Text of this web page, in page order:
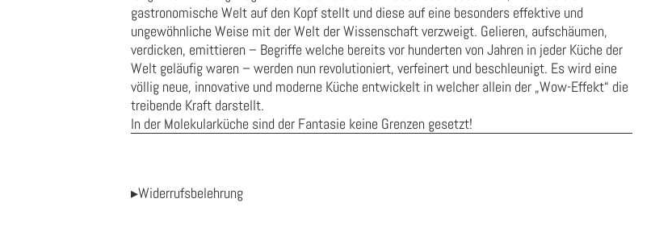
gastronomische Welt auf den Kopf stellt und diese auf eine besonders effektive und
ungewöhnliche Weise mit der Welt der Wissenschaft verzweigt. Gelieren, aufschäumen,
verdicken, emittieren – Begriffe welche bereits vor hunderten von Jahren in jeder Küche der
Welt geläufig waren – werden nun revolutioniert, verfeinert und beschleunigt. Es wird eine
völlig neue, innovative und moderne Küche entwickelt in welcher allein der „Wow-Effekt“ die
treibende Kraft darstellt.
In der Molekularküche sind der Fantasie keine Grenzen gesetzt!
▸Widerrufsbelehrung